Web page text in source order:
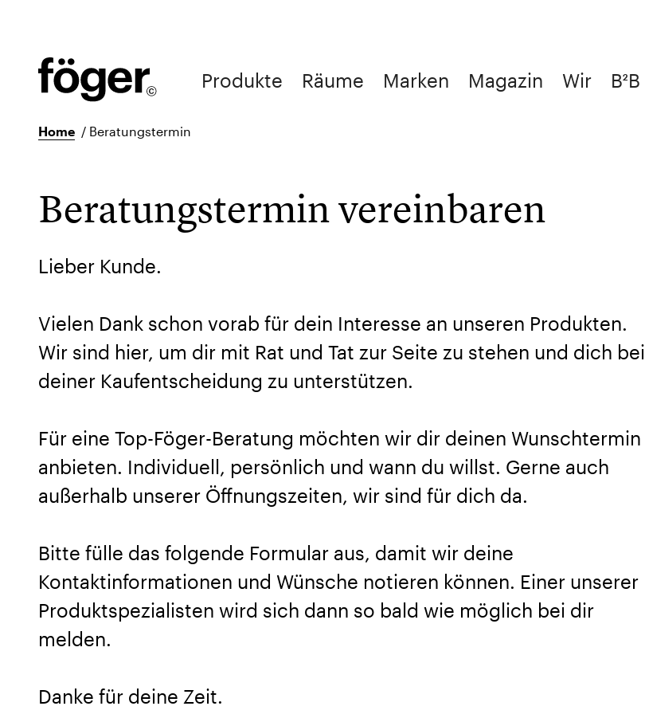
Produkte Räume Marken Magazin Wir B²B
Home / Beratungstermin
Beratungstermin vereinbaren
Lieber Kunde.
Vielen Dank schon vorab für dein Interesse an unseren Produkten.
Wir sind hier, um dir mit Rat und Tat zur Seite zu stehen und dich bei
deiner Kaufentscheidung zu unterstützen.
Für eine Top-Föger-Beratung möchten wir dir deinen Wunschtermin
anbieten. Individuell, persönlich und wann du willst. Gerne auch
außerhalb unserer Öffnungszeiten, wir sind für dich da.
Bitte fülle das folgende Formular aus, damit wir deine
Kontaktinformationen und Wünsche notieren können. Einer unserer
Produktspezialisten wird sich dann so bald wie möglich bei dir
melden.
Danke für deine Zeit.